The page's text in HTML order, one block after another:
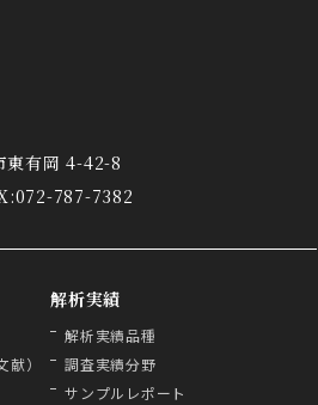
東有岡 4-42-8
787-7382
）
解析実績
解析実績品種
調査実績分野
サンプルレポート